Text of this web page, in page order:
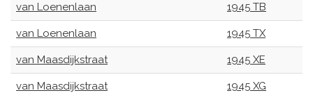
van Loenenlaan 1945 TB
van Loenenlaan 1945 TX
van Maasdijkstraat 1945 XE
van Maasdijkstraat 1945 XG